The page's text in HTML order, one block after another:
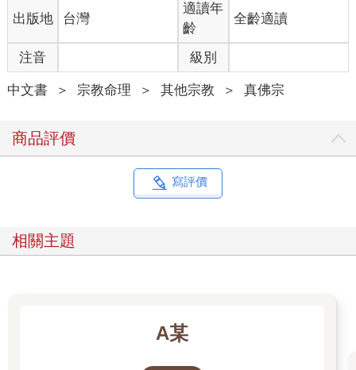
出版地 台灣
適讀年
齡
全齡適讀
注音 級別
中文書 ＞ 宗教命理 ＞ 其他宗教 ＞ 真佛宗
商品評價
寫評價
相關主題
A某